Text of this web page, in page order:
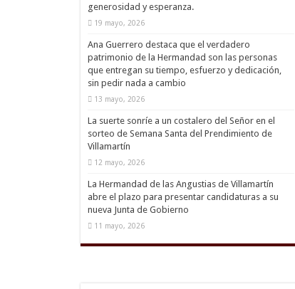
generosidad y esperanza.
19 mayo, 2026
Ana Guerrero destaca que el verdadero
patrimonio de la Hermandad son las personas
que entregan su tiempo, esfuerzo y dedicación,
sin pedir nada a cambio
13 mayo, 2026
La suerte sonríe a un costalero del Señor en el
sorteo de Semana Santa del Prendimiento de
Villamartín
12 mayo, 2026
La Hermandad de las Angustias de Villamartín
abre el plazo para presentar candidaturas a su
nueva Junta de Gobierno
11 mayo, 2026